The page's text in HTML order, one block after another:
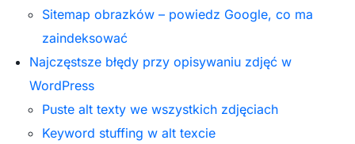
Sitemap obrazków – powiedz Google, co ma
zaindeksować
Najczęstsze błędy przy opisywaniu zdjęć w
WordPress
Puste alt texty we wszystkich zdjęciach
Keyword stuffing w alt texcie